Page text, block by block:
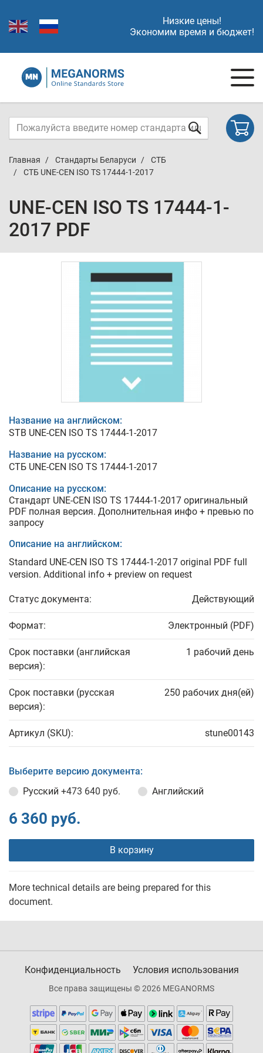
Низкие цены!
Экономим время и бюджет!
Главная Стандарты Беларуси
СТБ
СТБ UNE-CEN ISO TS 17444-1-2017
UNE-CEN ISO TS 17444-1-
2017 PDF
Название на английском:
STB UNE-CEN ISO TS 17444-1-2017
Название на русском:
СТБ UNE-CEN ISO TS 17444-1-2017
Описание на русском:
Стандарт UNE-CEN ISO TS 17444-1-2017 оригинальный
PDF полная версия. Дополнительная инфо + превью по
запросу
Описание на английском:
Standard UNE-CEN ISO TS 17444-1-2017 original PDF full
version. Additional info + preview on request
Статус документа: Действующий
Формат: Электронный (PDF)
Срок поставки (английская
версия):
1 рабочий день
Срок поставки (русская
версия):
250 рабочих дня(ей)
Артикул (SKU): stune00143
Выберите версию документа:
Русский +473 640 руб. Английский
6 360 руб.
В корзину
More technical details are being prepared for this
document.
Конфиденциальность Условия использования
Все права защищены © 2026 MEGANORMS